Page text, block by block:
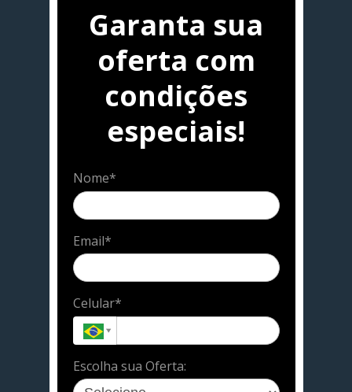
Garanta sua
oferta com
condições
especiais!
Nome*
Email*
Celular*
Escolha sua Oferta: